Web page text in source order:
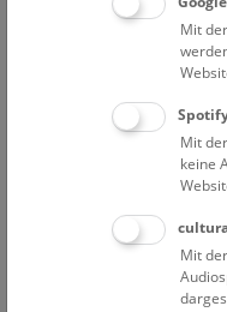
Mit
Mit
keine
Mit